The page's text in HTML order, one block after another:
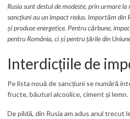
Rusia sunt destul de modeste, prin urmare la
sancțiuni au un impact redus. Importăm din
și produse energetice. Pentru cărbune,
pentru România, ci și pentru țările din
Interdicțiile de
Pe lista nouă de sancțiuni se numără
fructe, băuturi alcoolice, ciment și lemn.
De pildă, din Rusia am adus anul trecut